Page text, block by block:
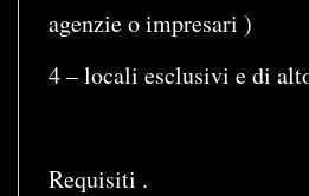
agenzie o impresari )
4 – locali esclusivi e di
Requisiti .